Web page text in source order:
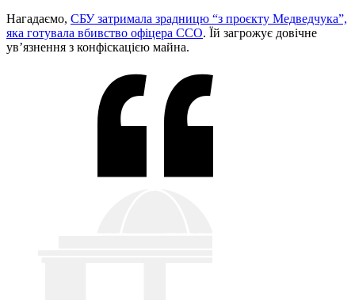
Нагадаємо, СБУ затримала зрадницю “з проєкту Медведчука”,
яка готувала вбивство офіцера ССО. Їй загрожує довічне
ув’язнення з конфіскацією майна.